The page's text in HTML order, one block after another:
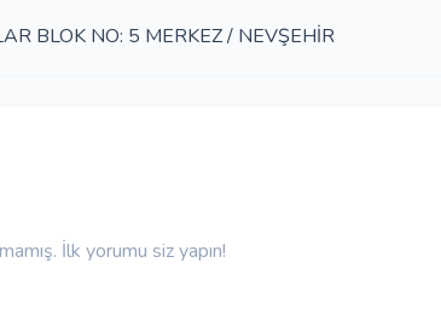
BLOK NO: 5 MERKEZ / NEVŞEHİR
İlk yorumu siz yapın!